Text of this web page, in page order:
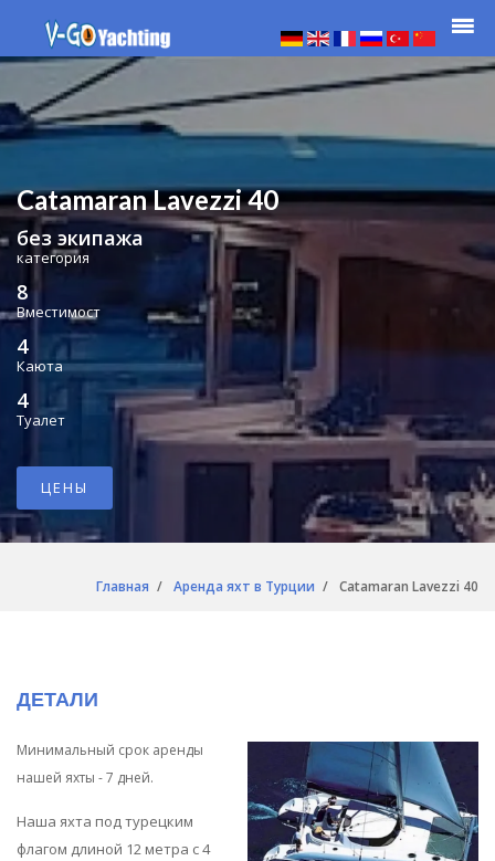
Catamaran Lavezzi 40
без экипажа
категория
8
Вместимост
4
Каюта
4
Туалет
ЦЕНЫ
Главная Аренда яхт в Турции Catamaran Lavezzi 40
ДЕТАЛИ
Минимальный срок аренды
нашей яхты - 7 дней.
Наша яхта под турецким
флагом длиной 12 метра с 4